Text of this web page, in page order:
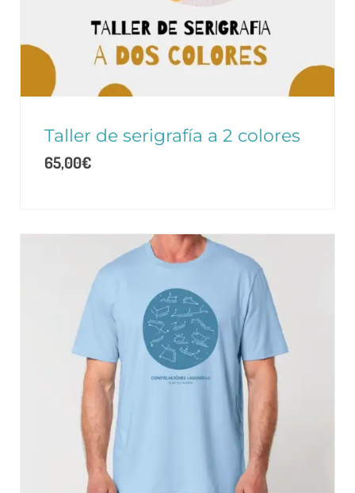
Taller de serigrafía a 2 colores
65,00€